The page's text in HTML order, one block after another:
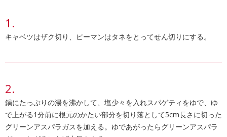
キャベツはザク切り、ピーマンはタネをとってせん切りにする。
鍋にたっぷりの湯を沸かして、塩少々を入れスパゲティをゆで、ゆ
で上がる1分前に根元のかたい部分を切り落として5cm長さに切った
グリーンアスパラガスを加える。ゆであがったらグリーンアスパラ